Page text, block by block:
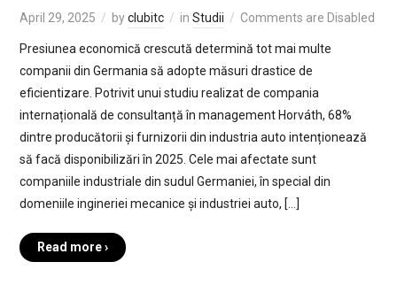
April 29, 2025 byclubitc in Studii Comments are Disabled
Presiunea economică crescută determină tot mai multe
companii din Germania să adopte măsuri drastice de
eficientizare. Potrivit unui studiu realizat de compania
internațională de consultanță în management Horváth, 68%
dintre producătorii și furnizorii din industria auto intenționează
să facă disponibilizări în 2025. Cele mai afectate sunt
companiile industriale din sudul Germaniei, în special din
domeniile ingineriei mecanice și industriei auto, […]
Read more ›